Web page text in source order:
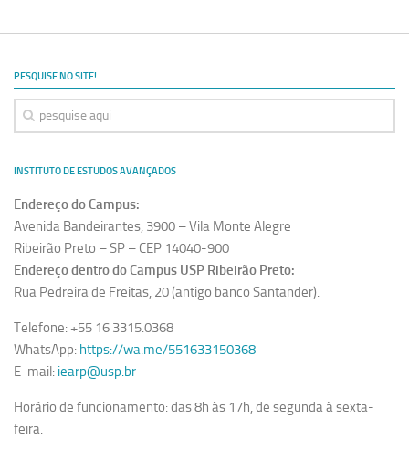
PESQUISE NO SITE!
INSTITUTO DE ESTUDOS AVANÇADOS
Endereço do Campus:
Avenida Bandeirantes, 3900 – Vila Monte Alegre
Ribeirão Preto – SP – CEP 14040-900
Endereço dentro do Campus USP Ribeirão Preto:
Rua Pedreira de Freitas, 20 (antigo banco Santander).
Telefone: +55 16 3315.0368
WhatsApp: https://wa.me/551633150368
E-mail: iearp@usp.br
Horário de funcionamento: das 8h às 17h, de segunda à sexta-
feira.